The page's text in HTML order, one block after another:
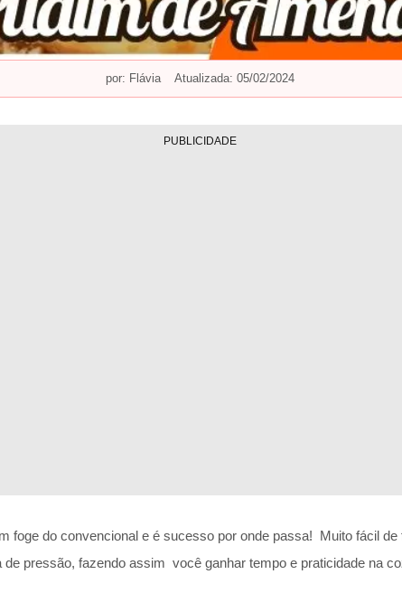
por: Flávia Atualizada: 05/02/2024
PUBLICIDADE
foge do convencional e é sucesso por onde passa! Muito fácil
de pressão, fazendo assim você ganhar tempo e praticidade na